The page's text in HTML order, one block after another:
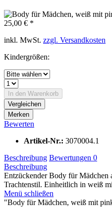
25,00 € *
inkl. MwSt. zzgl. Versandkosten
Kindergrößen:
In den Warenkorb
Vergleichen
Merken
Bewerten
Artikel-Nr.: 3070004.1
Beschreibung Bewertungen 0
Beschreibung
Entzückender Body für Mädchen
Trachtenstil. Einheitlich in weiß
Menü schließen
"Body für Mädchen, weiß mit